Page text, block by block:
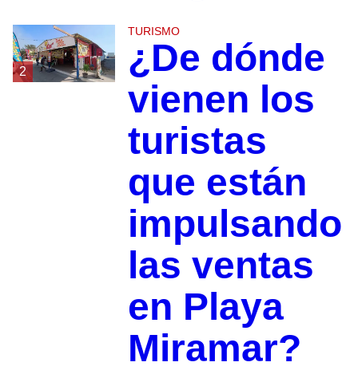
2
TURISMO
¿De dónde
vienen los
turistas
que están
impulsando
las ventas
en Playa
Miramar?